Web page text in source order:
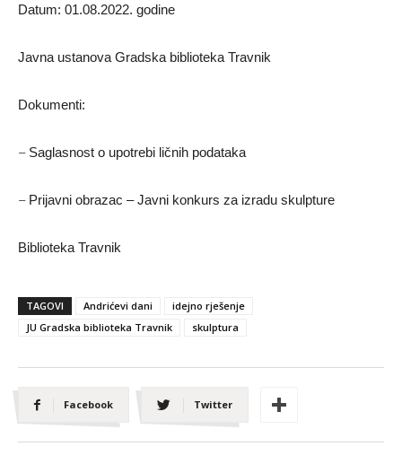
Datum: 01.08.2022. godine
Javna ustanova Gradska biblioteka Travnik
Dokumenti:
– Saglasnost o upotrebi ličnih podataka
– Prijavni obrazac – Javni konkurs za izradu skulpture
Biblioteka Travnik
TAGOVI Andrićevi dani
idejno rješenje
JU Gradska biblioteka Travnik
skulptura
Facebook Twitter